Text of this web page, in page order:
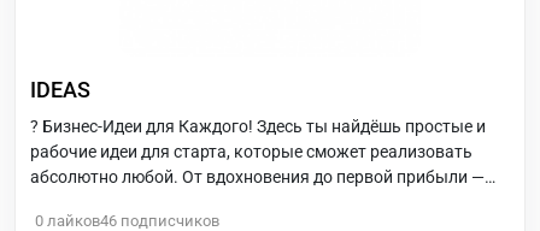
IDEAS
? Бизнес-Идеи для Каждого! Здесь ты найдёшь простые и
рабочие идеи для старта, которые сможет реализовать
абсолютно любой. От вдохновения до первой прибыли —
0 лайков46 подписчиков